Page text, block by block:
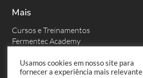
Mais
Cursos e Treinamentos
Fermentec Academy
Eventos
Usamos cookies em nosso site para
fornecer a experiência mais relevante